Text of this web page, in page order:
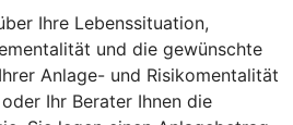
Ihre Lebenssituation,
und die gewünschte
Anlage- und Risikomentalität
Ihr Berater Ihnen die